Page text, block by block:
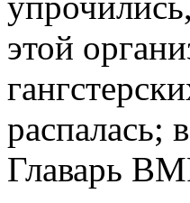
этой
распалась;
Главарь